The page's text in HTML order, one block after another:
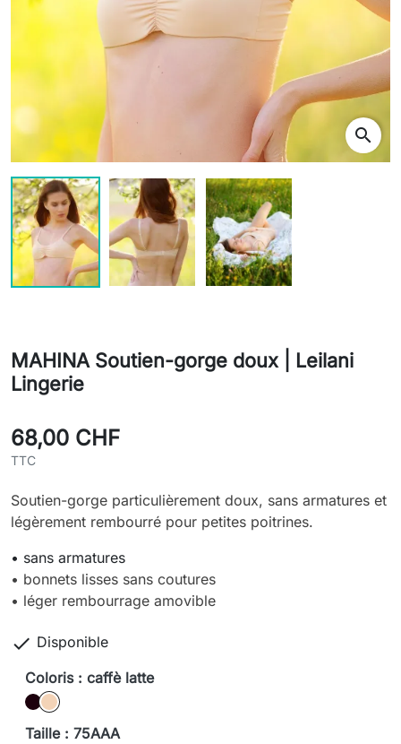
search
MAHINA Soutien-gorge doux | Leilani
Lingerie
68,00 CHF
TTC
Soutien-gorge particulièrement doux, sans armatures et
légèrement rembourré pour petites poitrines.
• sans armatures
• bonnets lisses sans coutures
• léger rembourrage amovible
 Disponible
Coloris : caffè latte
Noircaffè latte
Taille : 75AAA